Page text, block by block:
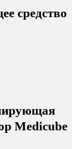
средство
Medicube